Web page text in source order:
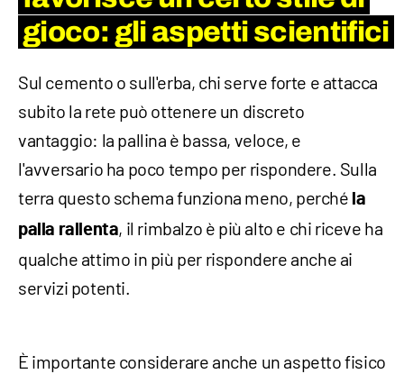
gioco: gli aspetti scientifici
Sul cemento o sull'erba, chi serve forte e attacca
subito la rete può ottenere un discreto
vantaggio: la pallina è bassa, veloce, e
l'avversario ha poco tempo per rispondere. Sulla
terra questo schema funziona meno, perché la
palla rallenta, il rimbalzo è più alto e chi riceve ha
qualche attimo in più per rispondere anche ai
servizi potenti.
È importante considerare anche un aspetto fisico